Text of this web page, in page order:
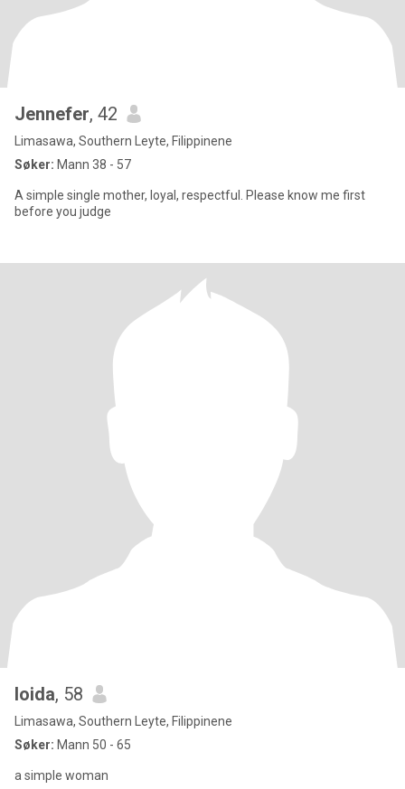
Jennefer, 42
Limasawa, Southern Leyte, Filippinene
Søker: Mann 38 - 57
A simple single mother, loyal, respectful. Please know me first
before you judge
loida, 58
Limasawa, Southern Leyte, Filippinene
Søker: Mann 50 - 65
a simple woman